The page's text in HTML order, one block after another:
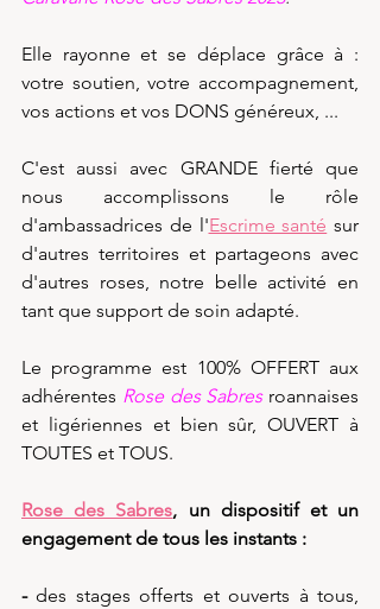
Elle rayonne et se déplace grâce à :
votre soutien, votre accompagnement,
vos actions et vos DONS généreux, ...
C'est aussi avec GRANDE fierté que
nous accomplissons le rôle
d'ambassadrices de l'Escrime santé sur
d'autres territoires et partageons avec
d'autres roses, notre belle activité en
tant que support de soin adapté.
Le programme est 100% OFFERT aux
adhérentes Rose des Sabres roannaises
et ligériennes et bien sûr, OUVERT à
TOUTES et TOUS.
Rose des Sabres, un dispositif et un
engagement de tous les instants :
- des stages offerts et ouverts à tous,